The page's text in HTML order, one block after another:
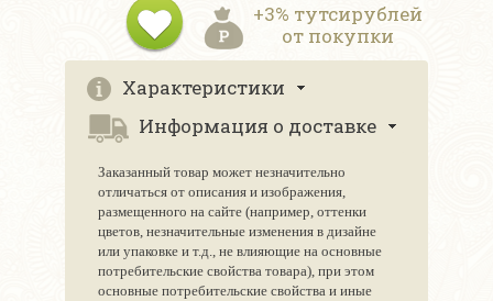
+3% тутсирублей
от покупки
Характеристики
Информация о доставке
Заказанный товар может незначительно
отличаться от описания и изображения,
размещенного на сайте (например, оттенки
цветов, незначительные изменения в дизайне
или упаковке и т.д., не влияющие на основные
потребительские свойства товара), при этом
основные потребительские свойства и иные